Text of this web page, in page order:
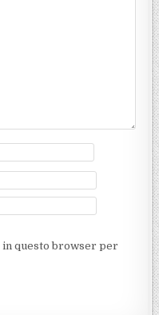
in questo browser per